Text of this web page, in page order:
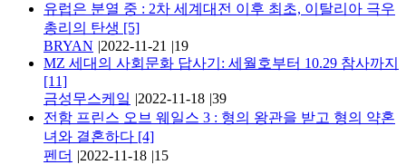
유럽은 분열 중 : 2차 세계대전 이후 최초, 이탈리아 극우
총리의 탄생 [5]
BRYAN |2022-11-21 |19
MZ 세대의 사회문화 답사기: 세월호부터 10.29 참사까지
[11]
금성무스케잌 |2022-11-18 |39
전함 프린스 오브 웨일스 3 : 형의 왕관을 받고 형의 약혼
녀와 결혼하다 [4]
펜더 |2022-11-18 |15